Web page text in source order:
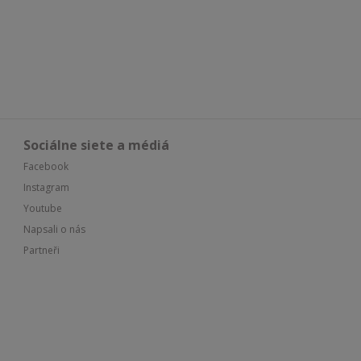
Sociálne siete a médiá
Facebook
Instagram
Youtube
Napsali o nás
Partneři